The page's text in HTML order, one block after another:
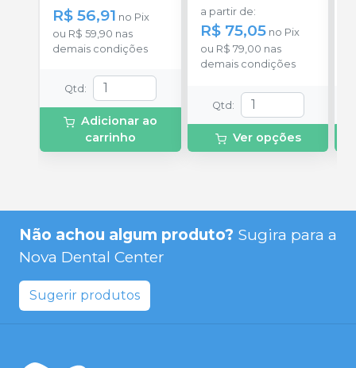
R$ 56,91 no Pix
ou R$ 59,90 nas
demais condições
Qtd :
Adicionar ao
carrinho
a partir de:
R$ 75,05 no Pix
ou R$ 79,00 nas
demais condições
Qtd :
Ver opções
Não achou algum produto? Sugira para a
Nova Dental Center
Sugerir produtos